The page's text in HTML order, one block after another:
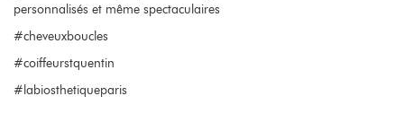
personnalisés et même spectaculaires
#cheveuxboucles
#coiffeurstquentin
#labiosthetiqueparis